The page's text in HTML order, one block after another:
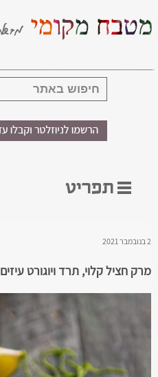
2 בנובמבר 2021
מרק חציל קלוי, תרד ויוגורט עיזים